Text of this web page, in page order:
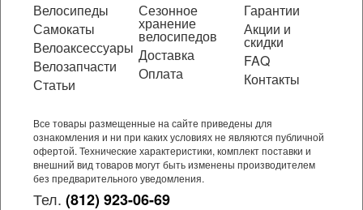
Велосипеды
Самокаты
Велоаксессуары
Велозапчасти
Статьи
Сезонное
хранение
велосипедов
Доставка
Оплата
Гарантии
Акции и
скидки
FAQ
Контакты
Все товары размещенные на сайте приведены для
ознакомления и ни при каких условиях не являются публичной
офертой. Технические характеристики, комплект поставки и
внешний вид товаров могут быть изменены производителем
без предварительного уведомления.
Тел. (812) 923-06-69